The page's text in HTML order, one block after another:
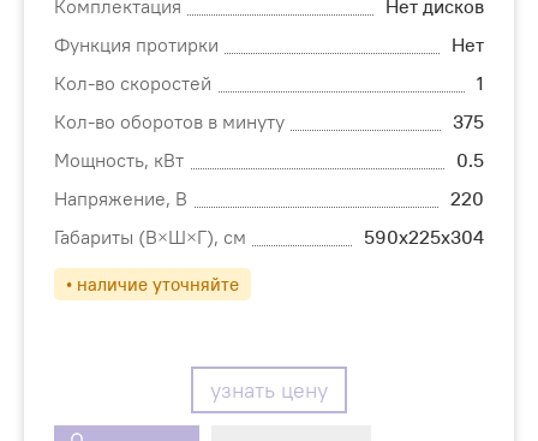
Комплектация
Нет дисков
Функция протирки
Нет
Кол-во скоростей
1
Кол-во оборотов в минуту
375
Мощность, кВт
0.5
Напряжение, В
220
Габариты (В×Ш×Г), см
590х225х304
• наличие уточняйте
узнать цену